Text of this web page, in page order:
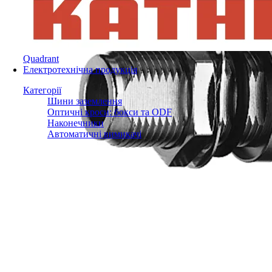
Quadrant
Електротехнічна продукція
Категорії
Шини заземлення
Оптичні кроси: бокси та ODF
Наконечники
Автоматичні вимикачі